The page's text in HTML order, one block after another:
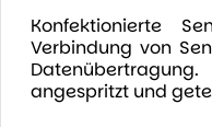
Konfektionierte
Verbindung von
angespritzt und